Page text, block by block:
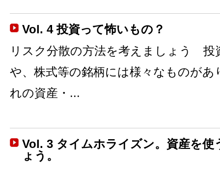
Vol. 4 投資って怖いもの？
リスク分散の方法を考えましょう 投
や、株式等の銘柄には様々なものが
れの資産・...
Vol. 3 タイムホライズン。資産を使
ょう。